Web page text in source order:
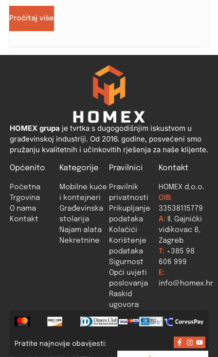
Pročitaj više
HOMEX grupa je tvrtka s dugogodišnjim iskustvom u
građevinskoj industriji. Od 2016. godine, posvećeni smo
pružanju kvalitetnih i učinkovitih rješenja za naše klijente.
Općenito
Početna
Trgovina
O nama
Kontakt
Kategorije
Mobilne kuće
i kontejneri
Građevinska
stolarija
Najam alata
Nekretnine
Pravilnici
Pravilnik
privatnosti
Prikupljanje
podataka
Kolačići
Korištenje
podataka
Sigurnost
Opći uvjeti
poslovanja
Raskid
ugovora
Kontakt
HOMEX d.o.o.
OIB:
33538115779
A: II. Gajnički
vidikovac 8,
Zagreb
T: +385 98
606 999
E:
info@homex.hr
Pratite najnovije obavijesti: